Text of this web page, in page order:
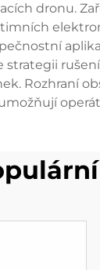
dronu.
Rozhraní